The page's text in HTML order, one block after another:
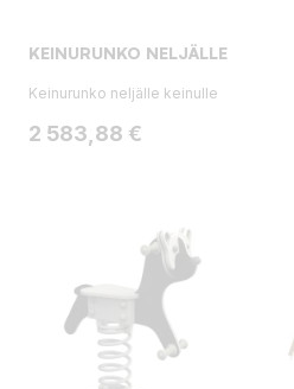
KEINURUNKO NELJÄLLE
Keinurunko neljälle keinulle
Hinta
2 583,88 €